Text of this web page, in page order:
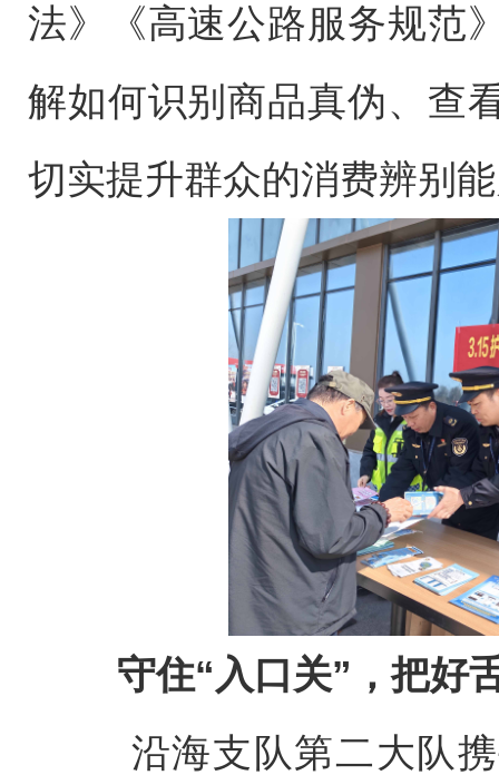
法》《高速公路服务规范
解如何识别商品真伪、查
切实提升群众的消费辨别
守住“入口关”，把好
沿海支队第二大队携